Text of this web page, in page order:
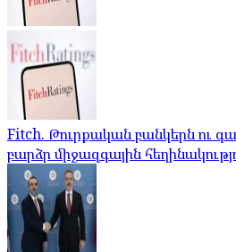
Fitch. Թուրքական բանկերն ու
բարձր միջազգային